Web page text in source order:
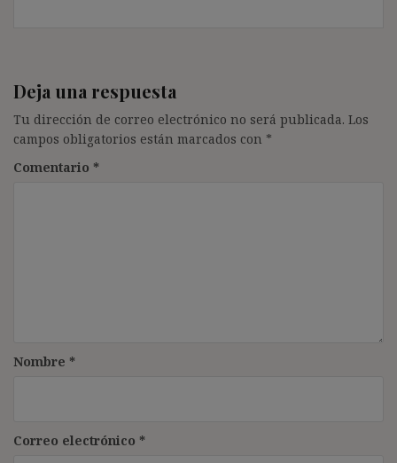
Deja una respuesta
Tu dirección de correo electrónico no será publicada. Los
campos obligatorios están marcados con *
Comentario *
Nombre *
Correo electrónico *